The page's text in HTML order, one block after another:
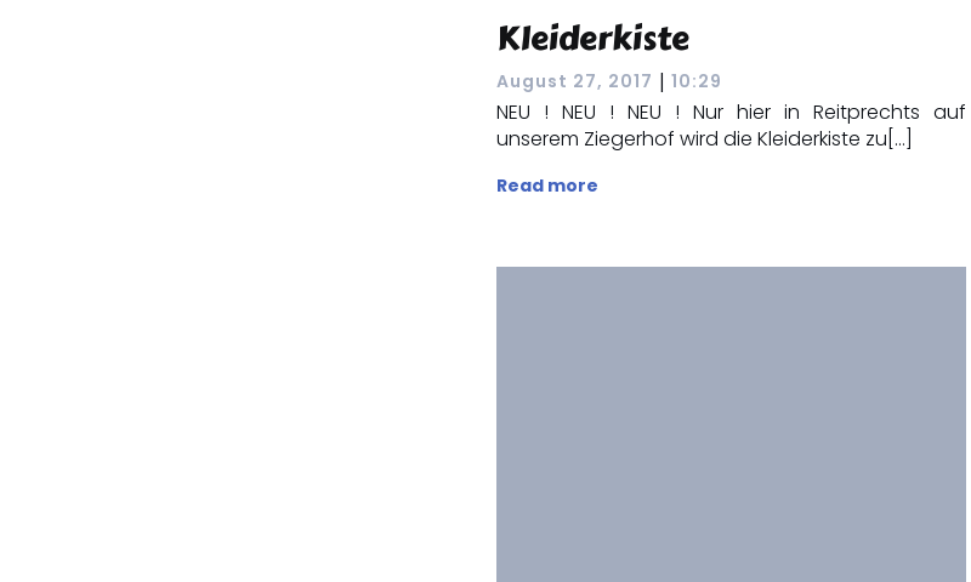
Kleiderkiste
August 27, 2017 | 10:29
NEU ! NEU ! NEU ! Nur hier in Reitprechts auf
unserem Ziegerhof wird die Kleiderkiste zu[…]
Read more